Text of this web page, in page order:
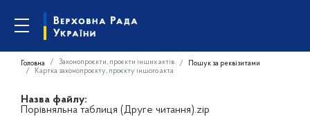
Головна Законопроєкти, проєкти інших актів
Пошук за реквізитами
Картка законопроєкту, проєкту іншого акта
Назва файлу:
Порівняльна таблиця (Друге читання).zip